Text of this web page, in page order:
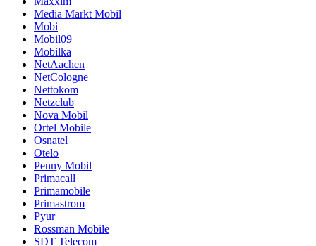
Media Markt Mobil
Mobi
Mobil09
Mobilka
NetAachen
NetCologne
Nettokom
Netzclub
Nova Mobil
Ortel Mobile
Osnatel
Otelo
Penny Mobil
Primacall
Primamobile
Primastrom
Pyur
Rossman Mobile
SDT Telecom